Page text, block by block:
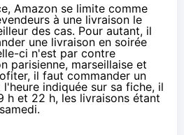
Amazon se limite comme
à une livraison le
des cas. Pour autant, il
une livraison en soirée
ci n'est par contre
parisienne, marseillaise et
il faut commander un
indiquée sur sa fiche, il
h et 22 h, les livraisons étant